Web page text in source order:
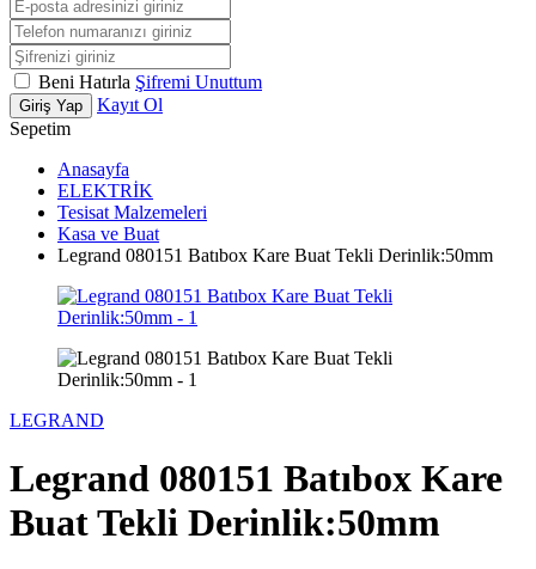
Beni Hatırla Şifremi Unuttum
Giriş Yap
Kayıt Ol
Sepetim
Anasayfa
ELEKTRİK
Tesisat Malzemeleri
Kasa ve Buat
Legrand 080151 Batıbox Kare Buat Tekli Derinlik:50mm
LEGRAND
Legrand 080151 Batıbox Kare
Buat Tekli Derinlik:50mm